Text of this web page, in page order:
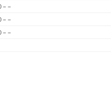
– –
– –
– –